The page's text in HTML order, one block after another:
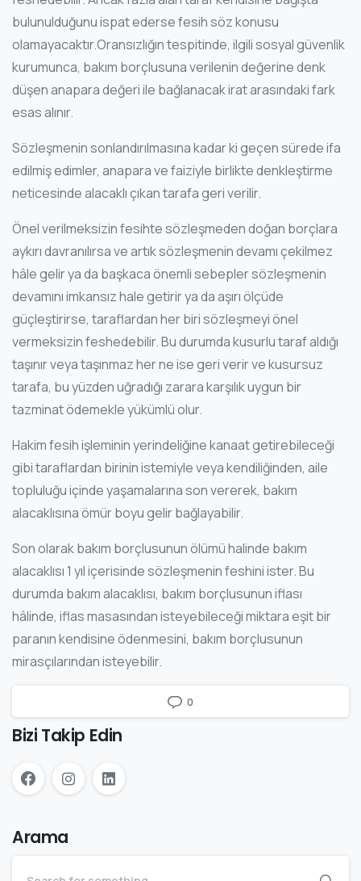
bulunulduğunu ispat ederse fesih söz konusu
olamayacaktır.Oransızlığın tespitinde, ilgili sosyal güvenlik
kurumunca, bakım borçlusuna verilenin değerine denk
düşen anapara değeri ile bağlanacak irat arasındaki fark
esas alınır.
Sözleşmenin sonlandırılmasına kadar ki geçen sürede ifa
edilmiş edimler, anapara ve faiziyle birlikte denkleştirme
neticesinde alacaklı çıkan tarafa geri verilir.
Önel verilmeksizin fesihte sözleşmeden doğan borçlara
aykırı davranılırsa ve artık sözleşmenin devamı çekilmez
hâle gelir ya da başkaca önemli sebepler sözleşmenin
devamını imkansız hale getirir ya da aşırı ölçüde
güçleştirirse, taraflardan her biri sözleşmeyi önel
vermeksizin feshedebilir. Bu durumda kusurlu taraf aldığı
taşınır veya taşınmaz her ne ise geri verir ve kusursuz
tarafa, bu yüzden uğradığı zarara karşılık uygun bir
tazminat ödemekle yükümlü olur.
Hakim fesih işleminin yerindeliğine kanaat getirebileceği
gibi taraflardan birinin istemiyle veya kendiliğinden, aile
topluluğu içinde yaşamalarına son vererek, bakım
alacaklısına ömür boyu gelir bağlayabilir.
Son olarak bakım borçlusunun ölümü halinde bakım
alacaklısı 1 yıl içerisinde sözleşmenin feshini ister. Bu
durumda bakım alacaklısı, bakım borçlusunun iflası
hâlinde, iflas masasından isteyebileceği miktara eşit bir
paranın kendisine ödenmesini, bakım borçlusunun
mirasçılarından isteyebilir.
0
Bizi Takip Edin
Arama